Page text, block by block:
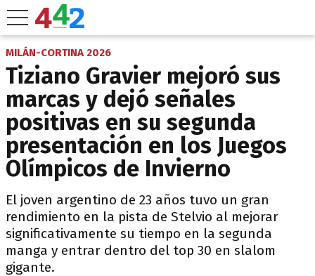
MILÁN-CORTINA 2026
Tiziano Gravier mejoró sus
marcas y dejó señales
positivas en su segunda
presentación en los Juegos
Olímpicos de Invierno
El joven argentino de 23 años tuvo un gran
rendimiento en la pista de Stelvio al mejorar
significativamente su tiempo en la segunda
manga y entrar dentro del top 30 en slalom
gigante.